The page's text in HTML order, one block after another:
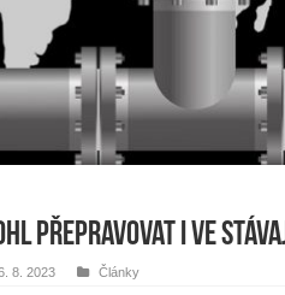
přepravovat i ve
8. 2023 Články